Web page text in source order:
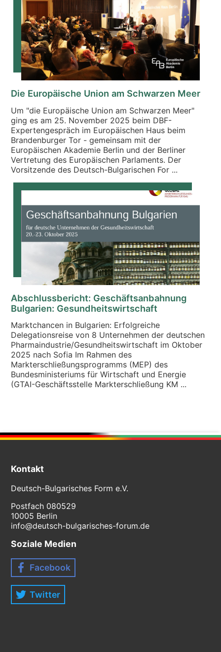
Die Europäische Union am Schwarzen Meer
Um "die Europäische Union am Schwarzen Meer"
ging es am 25. November 2025 beim DBF-
Expertengespräch im Europäischen Haus beim
Brandenburger Tor - gemeinsam mit der
Europäischen Akademie Berlin und der Berliner
Vertretung des Europäischen Parlaments. Der
Vorsitzende des Deutsch-Bulgarischen For ...
Abschlussbericht: Geschäftsanbahnung
Bulgarien: Gesundheitswirtschaft
Marktchancen in Bulgarien: Erfolgreiche
Delegationsreise von 8 Unternehmen der deutschen
Pharmaindustrie/Gesundheitswirtschaft im Oktober
2025 nach Sofia Im Rahmen des
Markterschließungsprogramms (MEP) des
Bundesministeriums für Wirtschaft und Energie
(GTAI-Geschäftsstelle Markterschließung KM ...
Kontakt
Deutsch-Bulgarisches Form e.V.
Postfach 080529
10005 Berlin
info@deutsch-bulgarisches-forum.de
Soziale Medien
Facebook
Twitter